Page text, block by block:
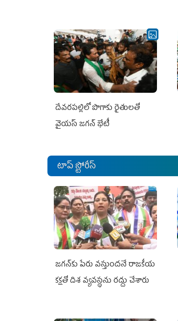
దేవరపల్లిలో పొగాకు రైతులతో
వైయస్ జగన్ భేటీ
టాప్ స్టోరీస్
జగన్‌కు పేరు వస్తుందనే రాజకీయ
కక్షతో దిశ వ్య‌వ‌స్థ‌ను రద్దు చేశారు